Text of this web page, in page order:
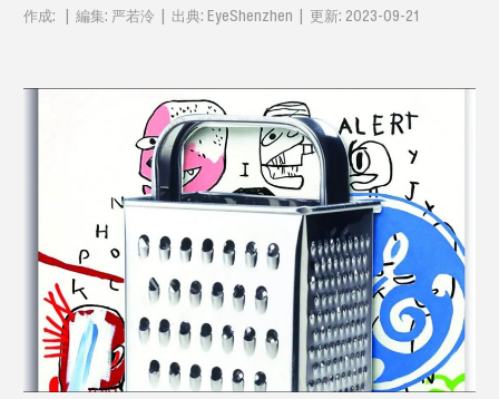
作成: | 編集: 严若泠 | 出典: EyeShenzhen | 更新: 2023-09-21